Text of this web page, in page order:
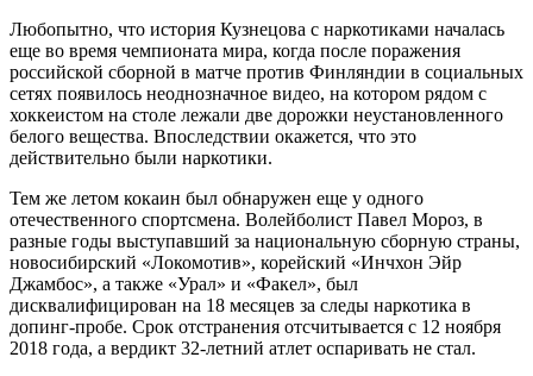
Любопытно, что история Кузнецова с наркотиками началась
еще во время чемпионата мира, когда после поражения
российской сборной в матче против Финляндии в социальных
сетях появилось неоднозначное видео, на котором рядом с
хоккеистом на столе лежали две дорожки неустановленного
белого вещества. Впоследствии окажется, что это
действительно были наркотики.
Тем же летом кокаин был обнаружен еще у одного
отечественного спортсмена. Волейболист Павел Мороз, в
разные годы выступавший за национальную сборную страны,
новосибирский «Локомотив», корейский «Инчхон Эйр
Джамбос», а также «Урал» и «Факел», был
дисквалифицирован на 18 месяцев за следы наркотика в
допинг-пробе. Срок отстранения отсчитывается с 12 ноября
2018 года, а вердикт 32-летний атлет оспаривать не стал.